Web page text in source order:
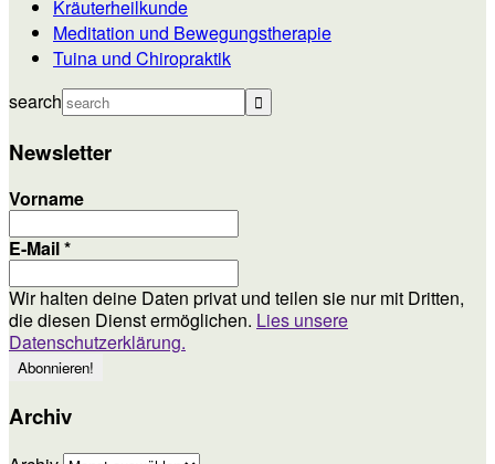
Kräuterheilkunde
Meditation und Bewegungstherapie
Tuina und Chiropraktik
search
Newsletter
Vorname
E-Mail*
Wir halten deine Daten privat und teilen sie nur mit Dritten,
die diesen Dienst ermöglichen. Lies unsere
Datenschutzerklärung.
Archiv